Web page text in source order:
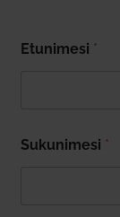
Etu­nimesi *
Suku­nimesi *